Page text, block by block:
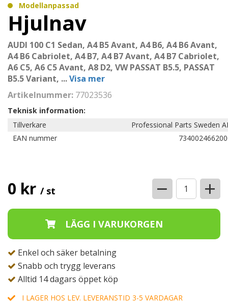
Modellanpassad
Hjulnav
AUDI 100 C1 Sedan, A4 B5 Avant, A4 B6, A4 B6 Avant,
A4 B6 Cabriolet, A4 B7, A4 B7 Avant, A4 B7 Cabriolet,
A6 C5, A6 C5 Avant, A8 D2, VW PASSAT B5.5, PASSAT
B5.5 Variant, ...Visa mer
Artikelnummer: 77023536
Teknisk information:
Tillverkare
Professional Parts Sweden
EAN nummer
0 kr / st − +
Enkel och säker betalning
Snabb och trygg leverans
Alltid 14 dagars öppet köp
I LAGER HOS LEV. LEVERANSTID 3-5 VARDAGAR